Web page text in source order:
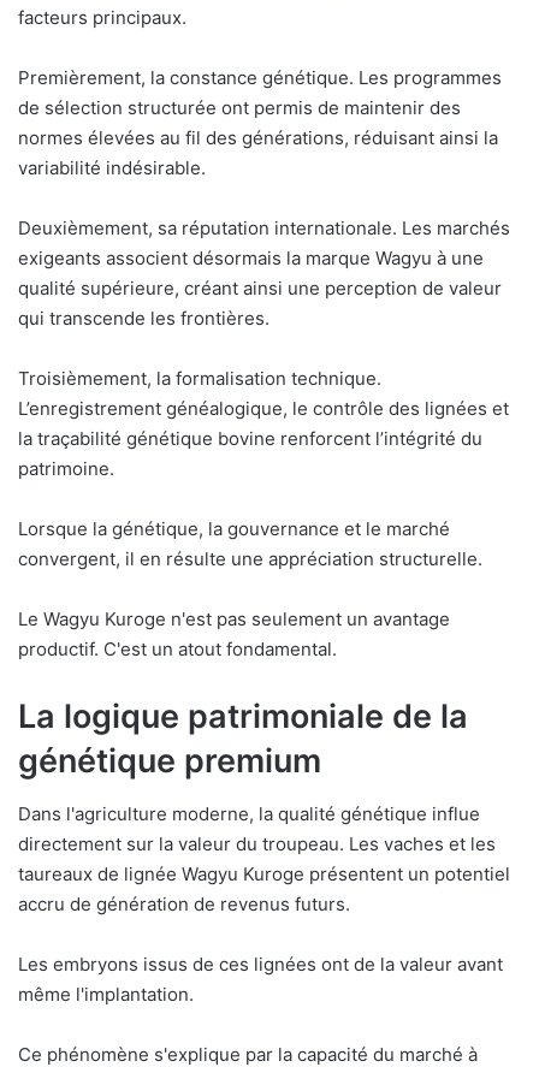
facteurs principaux.
Premièrement, la constance génétique. Les programmes
de sélection structurée ont permis de maintenir des
normes élevées au fil des générations, réduisant ainsi la
variabilité indésirable.
Deuxièmement, sa réputation internationale. Les marchés
exigeants associent désormais la marque Wagyu à une
qualité supérieure, créant ainsi une perception de valeur
qui transcende les frontières.
Troisièmement, la formalisation technique.
L’enregistrement généalogique, le contrôle des lignées et
la traçabilité génétique bovine renforcent l’intégrité du
patrimoine.
Lorsque la génétique, la gouvernance et le marché
convergent, il en résulte une appréciation structurelle.
Le Wagyu Kuroge n'est pas seulement un avantage
productif. C'est un atout fondamental.
La logique patrimoniale de la
génétique premium
Dans l'agriculture moderne, la qualité génétique influe
directement sur la valeur du troupeau. Les vaches et les
taureaux de lignée Wagyu Kuroge présentent un potentiel
accru de génération de revenus futurs.
Les embryons issus de ces lignées ont de la valeur avant
même l'implantation.
Ce phénomène s'explique par la capacité du marché à